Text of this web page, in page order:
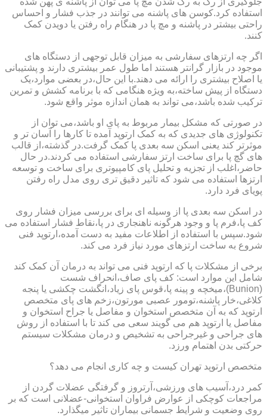
استفاده کرد.کوسن های پاشنه می توانند در جذب فشار و احساس
راحتی بیشتر در پاشنه و مچ پا در هنگام راه رفتن یا دویدن کمک
کنند.
اگر چه ارتزهای سفارشی به میزان قابل توجهی از دستگاه های
موجود در بازار گرانتر هستند اما طول عمر بیشتری دارند و پشتیبانی
یا اصلاح بیشتری را ارائه می دهند.با این حال،در بعضی موارد،یک
دستگاه از پیش ساخته،به ویژه هنگامی که با برنامه کشش و تمرین
ترکیب شده باشد،می تواند به همان اندازه موثر واقع شود.
در صورتی که مشکل بیمار مربوط به پای او باشد،می توان از
تکنولوژی های جدیدی که به کمک ارتوپد آمده تا کارها را آسان تر و
موثرتر کند یعنی اسکن سه بعدی پا کمک گرفت.در گذشته،از قالب
های گچ پا برای ساخت ارتز سفارشی استفاده می کردند.در حال
حاضر،اغلب از تجزیه و تحلیل پای کامپیوتری برای ساخت و توسعه
ارتزها استفاده می شود که تاثیر دقیق تری روی مدل راه رفتن
پویای فرد دارد.
در اسکن سه بعدی پا از وسیله ای برای بررسی میزان فشار روی
کف پا،فرم پا و وجود هرگونه ناهنجاری در پا،نقاط فشار استفاده می
شود.سپس با استفاده از اطلاعات مفید به دست آمده،ارتوپد فنی
شروع به ساخت ارتزهای مورد نیاز فرد می کند.
برخی از مشکلات پا که ارتوپد فنی می تواند به درمان آن کمک کند
شامل این موارد است: کف پای صاف،انحراف شست
(Bunion)،میخچه و پینه پا،قوس پای زیاد،انگشت چکشی یا پنجه
کلاغی،خار پاشنه،تومور عصبی مورتون،زخم های پای متخصص
ارتوپد که به آن متخصص استخوان و مفاصل یا جراح استخوان و
مفاصل یا ارتوپد هم می گویند سعی می کند تا با استفاده از روش
های جراحی و غیرجراحی به تشخیص و درمان مشکلات سیستم
حرکتی بدن اهتمام ورزد.
متخصص ارتوپد تهران کیست و چه کاری انجام می دهد؟
کمر درد،آسیب های ورزشی،آرتروز و گرفتگی عضلات گردن از
مراجعات کوچکی از عوارض فراوان استخوانی-عضلانی است که بر
روی وضعیت و شرایط جسمانی بیماران تاثیر میگذارد.